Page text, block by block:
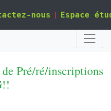
nous | Espace
Pré/ré/inscriptions